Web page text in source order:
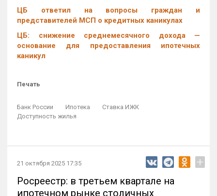
ЦБ ответил на вопросы граждан и
представителей МСП о кредитных каникулах
ЦБ: снижение среднемесячного дохода —
основание для предоставления ипотечных
каникул
Печать
Банк России Ипотека
Ставка ИЖК
Доступность жилья
21 октября 2025 17:35 +
Росреестр: в третьем квартале на
ипотечном рынке столичных